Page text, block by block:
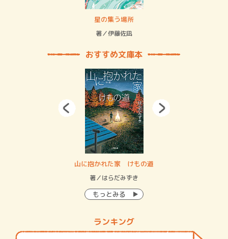
星の集う場所
著／伊藤佐凪
おすすめ文庫本
山に抱かれた家 けもの道
著／はらだみずき
もっとみる
ランキング